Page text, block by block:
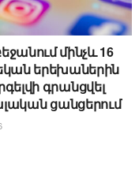
մինչև 16
երեխաներին
գրանցվել
ցանցերում